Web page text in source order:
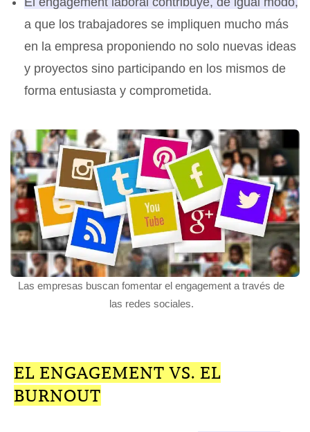
a que los trabajadores se impliquen mucho más
en la empresa proponiendo no solo nuevas ideas
y proyectos sino participando en los mismos de
forma entusiasta y comprometida.
Las empresas buscan fomentar el engagement a través de
las redes sociales.
EL ENGAGEMENT VS. EL
BURNOUT